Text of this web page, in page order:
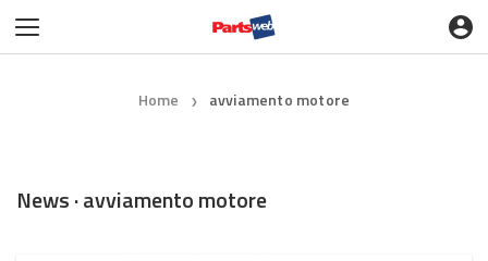
Home ❯ avviamento motore
News · avviamento motore